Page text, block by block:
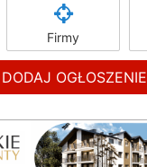
Firmy
OGŁOSZENIE